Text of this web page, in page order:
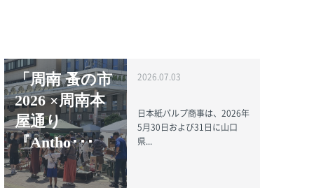
「周南 蚤の市
2026 ×周南本
屋通り
『Antho･･･
2026.07.03
日本紙パルプ商事は、2026年
5月30日および31日に山口
県...